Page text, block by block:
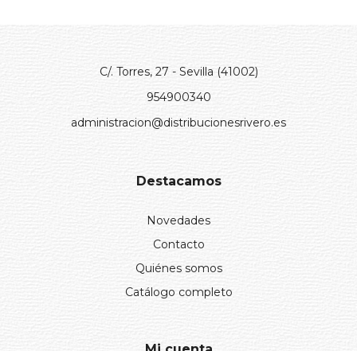
C/. Torres, 27 - Sevilla (41002)
954900340
administracion@distribucionesrivero.es
Destacamos
Novedades
Contacto
Quiénes somos
Catálogo completo